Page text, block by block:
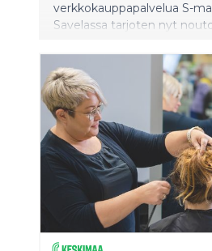
verkkokauppapalvelua S-
Savelassa tarjoten nyt
Noutolokerikkoihin on
tilata isommatkin
valmiiksi kerättyinä ja noutaa
sopivaan aikaan. Palvelu on
S-market Savelan
mukaisesti, eli ympäri